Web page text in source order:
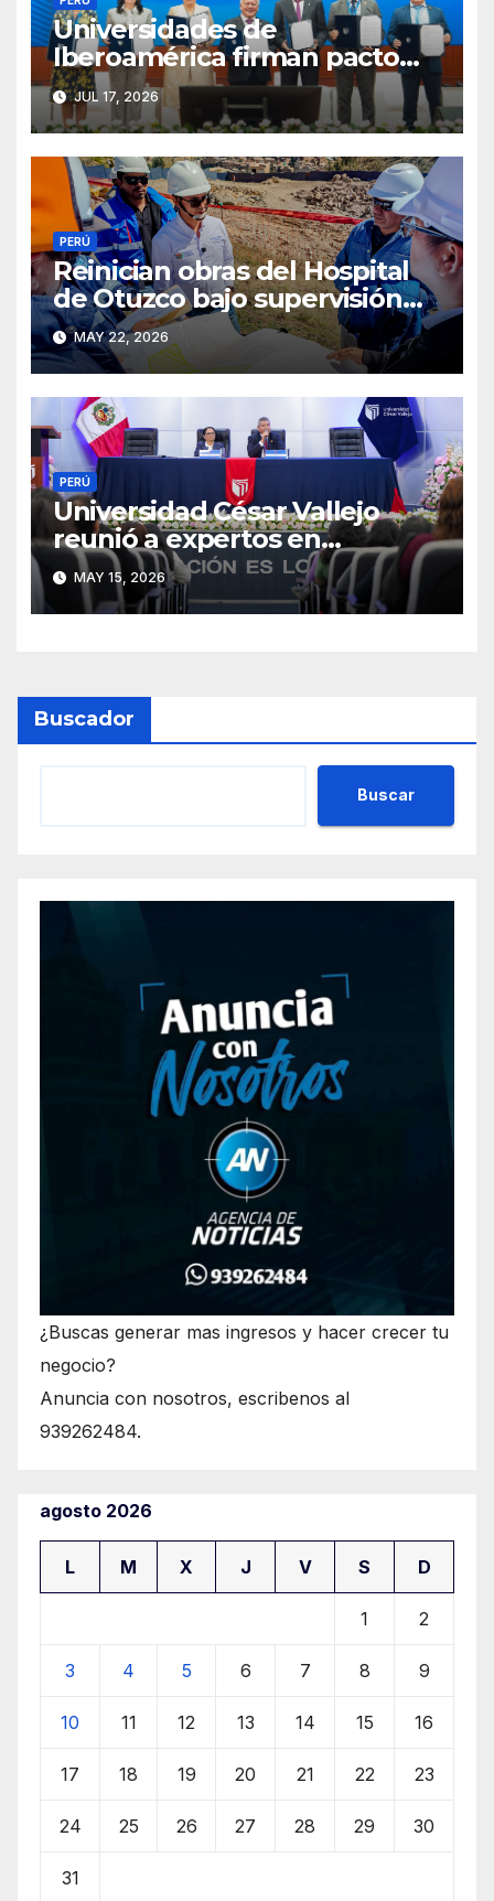
Universidades de
Iberoamérica firman pacto
por la salud mental en Trujillo
JUL 17, 2026
PERÚ
Reinician obras del Hospital
de Otuzco bajo supervisión
del GORE La Libertad
MAY 22, 2026
PERÚ
Universidad César Vallejo
reunió a expertos en
psicología forense y
prevención de la violencia en
seminario internacional
MAY 15, 2026
Buscador
Buscar
¿Buscas generar mas ingresos y hacer crecer tu
negocio?
Anuncia con nosotros, escribenos al
939262484.
agosto 2026
L M X J V S D
1 2
3 4 5 6 7 8 9
10 11 12 13 14 15 16
17 18 19 20 21 22 23
24 25 26 27 28 29 30
31